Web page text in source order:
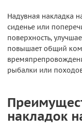
Надувная накладка
сиденье или
поверхность,
повышает общий
рыбалки или
накладок